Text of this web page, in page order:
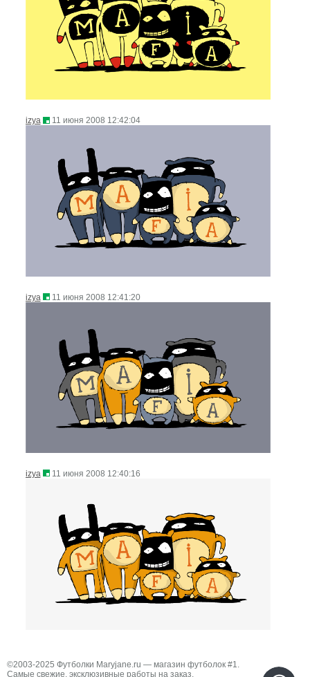
izya 11 июня 2008 12:42:04
izya 11 июня 2008 12:41:20
izya 11 июня 2008 12:40:16
©2003-2025 Футболки Maryjane.ru — магазин футболок #1.
Самые свежие, эксклюзивные работы на заказ.